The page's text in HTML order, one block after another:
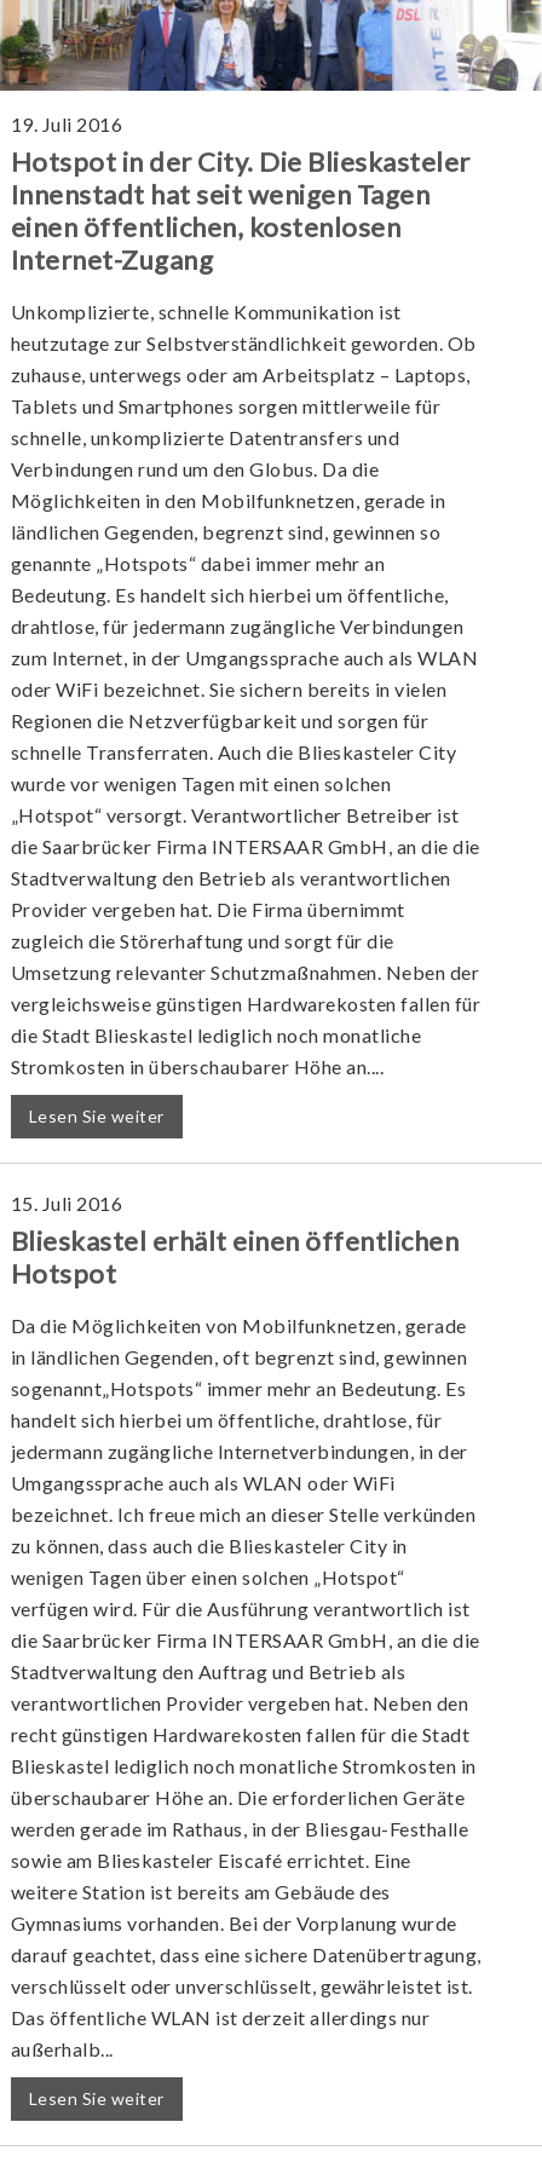
19. Juli 2016
Hotspot in der City. Die Blieskasteler
Innenstadt hat seit wenigen Tagen
einen öffentlichen, kostenlosen
Internet-Zugang
Unkomplizierte, schnelle Kommunikation ist
heutzutage zur Selbstverständlichkeit geworden. Ob
zuhause, unterwegs oder am Arbeitsplatz – Laptops,
Tablets und Smartphones sorgen mittlerweile für
schnelle, unkomplizierte Datentransfers und
Verbindungen rund um den Globus. Da die
Möglichkeiten in den Mobilfunknetzen, gerade in
ländlichen Gegenden, begrenzt sind, gewinnen so
genannte „Hotspots“ dabei immer mehr an
Bedeutung. Es handelt sich hierbei um öffentliche,
drahtlose, für jedermann zugängliche Verbindungen
zum Internet, in der Umgangssprache auch als WLAN
oder WiFi bezeichnet. Sie sichern bereits in vielen
Regionen die Netzverfügbarkeit und sorgen für
schnelle Transferraten. Auch die Blieskasteler City
wurde vor wenigen Tagen mit einen solchen
„Hotspot“ versorgt. Verantwortlicher Betreiber ist
die Saarbrücker Firma INTERSAAR GmbH, an die die
Stadtverwaltung den Betrieb als verantwortlichen
Provider vergeben hat. Die Firma übernimmt
zugleich die Störerhaftung und sorgt für die
Umsetzung relevanter Schutzmaßnahmen. Neben der
vergleichsweise günstigen Hardwarekosten fallen für
die Stadt Blieskastel lediglich noch monatliche
Stromkosten in überschaubarer Höhe an....
Lesen Sie weiter
15. Juli 2016
Blieskastel erhält einen öffentlichen
Hotspot
Da die Möglichkeiten von Mobilfunknetzen, gerade
in ländlichen Gegenden, oft begrenzt sind, gewinnen
sogenannt„Hotspots“ immer mehr an Bedeutung. Es
handelt sich hierbei um öffentliche, drahtlose, für
jedermann zugängliche Internetverbindungen, in der
Umgangssprache auch als WLAN oder WiFi
bezeichnet. Ich freue mich an dieser Stelle verkünden
zu können, dass auch die Blieskasteler City in
wenigen Tagen über einen solchen „Hotspot“
verfügen wird. Für die Ausführung verantwortlich ist
die Saarbrücker Firma INTERSAAR GmbH, an die die
Stadtverwaltung den Auftrag und Betrieb als
verantwortlichen Provider vergeben hat. Neben den
recht günstigen Hardwarekosten fallen für die Stadt
Blieskastel lediglich noch monatliche Stromkosten in
überschaubarer Höhe an. Die erforderlichen Geräte
werden gerade im Rathaus, in der Bliesgau-Festhalle
sowie am Blieskasteler Eiscafé errichtet. Eine
weitere Station ist bereits am Gebäude des
Gymnasiums vorhanden. Bei der Vorplanung wurde
darauf geachtet, dass eine sichere Datenübertragung,
verschlüsselt oder unverschlüsselt, gewährleistet ist.
Das öffentliche WLAN ist derzeit allerdings nur
außerhalb...
Lesen Sie weiter